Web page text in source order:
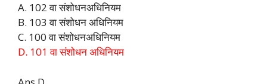
A. 102 वा संशोधनअधिनियम
B. 103 वा संशोधन अधिनियम
C. 100 वा संशोधनअधिनियम
D. 101 वा संशोधन अधिनियम